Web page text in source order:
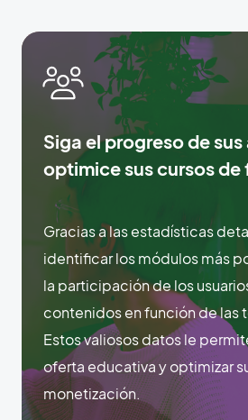
Siga el progreso de
optimice sus cursos
Gracias a las estadísticas
identificar los módulos más
la participación de los
contenidos en función de las
Estos valiosos datos le
oferta educativa y optimizar
monetización.